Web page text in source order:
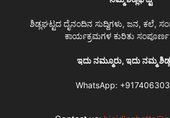
ಶಿಡ್ಲಘಟ್ಟದ ದೈನಂದಿನ ಸುದ್ದಿಗಳು, ಜನ, ಕಲೆ,
ಕಾರ್ಯಕ್ರಮಗಳ ಕುರಿತು
ಇದು ನಮ್ಮೂರು, ಇದು ನಮ್ಮ
WhatsApp: